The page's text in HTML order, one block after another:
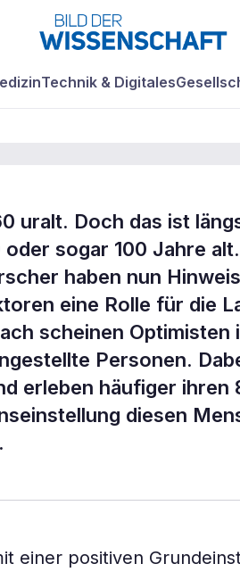
Technik & Digitales
uralt. Doch das ist
sogar 100 Jahre
haben nun
eine Rolle für die
scheinen Optimisten
Personen.
erleben häufiger ihren
diesen
einer positiven